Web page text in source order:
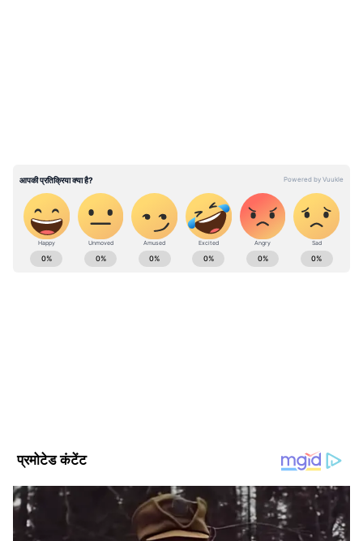
ABOUT THE AUTHOR